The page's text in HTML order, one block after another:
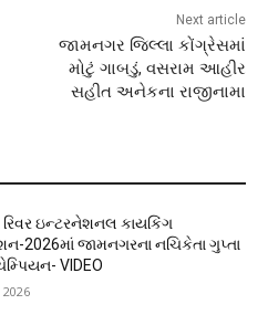
Next article
જામનગર જિલ્લા કોંગ્રેસમાં
મોટું ગાબડું, વસરામ આહીર
સહીત અનેકના રાજીનામા
રિવર ઇન્ટરનેશનલ કાયકિંગ
2026માં જામનગરના નચિકેતા ગુપ્તા
VIDEO